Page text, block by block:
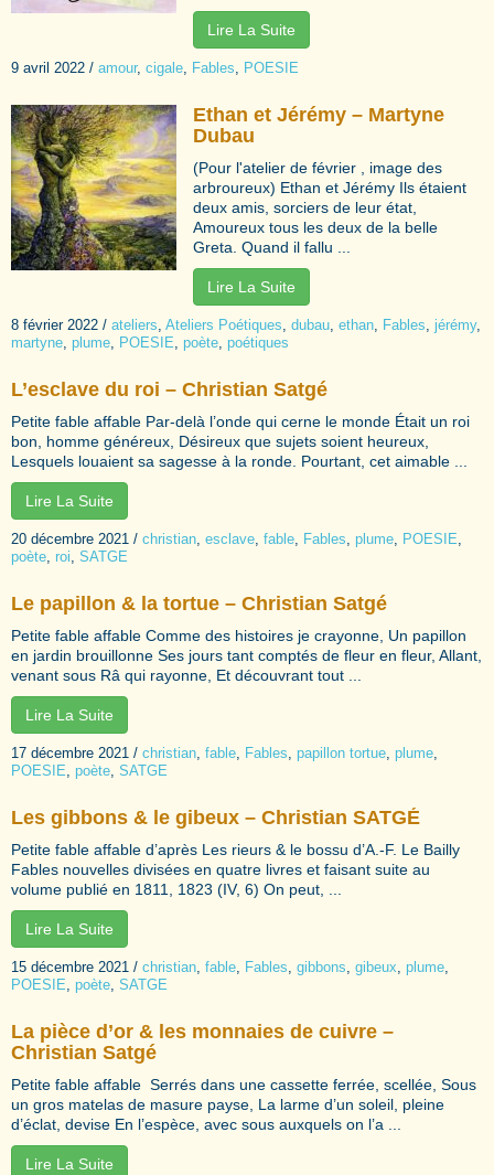
Lire La Suite
9 avril 2022 / amour, cigale Fables POESIE
Ethan et Jérémy – Martyne
Dubau
(Pour l'atelier de février , image des
arbroureux) Ethan et Jérémy Ils étaient
deux amis, sorciers de leur état,
Amoureux tous les deux de la belle
Greta. Quand il fallu ...
Lire La Suite
8 février 2022 / ateliers Ateliers Poétiques dubau ethan Fables jérémy,
martyne plume POESIE poète poétiques
L’esclave du roi – Christian Satgé
Petite fable affable Par-delà l’onde qui cerne le monde Était un roi
bon, homme généreux, Désireux que sujets soient heureux,
Lesquels louaient sa sagesse à la ronde. Pourtant, cet aimable ...
Lire La Suite
20 décembre 2021 / christian esclave fable Fables plume POESIE
poète roi SATGE
Le papillon & la tortue – Christian Satgé
Petite fable affable Comme des histoires je crayonne, Un papillon
en jardin brouillonne Ses jours tant comptés de fleur en fleur, Allant,
venant sous Râ qui rayonne, Et découvrant tout ...
Lire La Suite
17 décembre 2021 / christian fable Fables papillon tortue plume
POESIE poète SATGE
Les gibbons & le gibeux – Christian SATGÉ
Petite fable affable d’après Les rieurs & le bossu d’A.-F. Le Bailly
Fables nouvelles divisées en quatre livres et faisant suite au
volume publié en 1811, 1823 (IV, 6) On peut, ...
Lire La Suite
15 décembre 2021 / christian fable Fables gibbons gibeux plume
POESIE poète SATGE
La pièce d’or & les monnaies de cuivre –
Christian Satgé
Petite fable affable Serrés dans une cassette ferrée, scellée, Sous
un gros matelas de masure payse, La larme d’un soleil, pleine
d’éclat, devise En l’espèce, avec sous auxquels on l’a ...
Lire La Suite